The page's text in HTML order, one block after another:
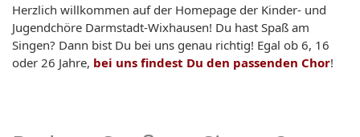
Herzlich willkommen auf der Homepage der Kinder- und
Jugendchöre Darmstadt-Wixhausen! Du hast Spaß am
Singen? Dann bist Du bei uns genau richtig! Egal ob 6, 16
oder 26 Jahre, bei uns findest Du den passenden Chor!